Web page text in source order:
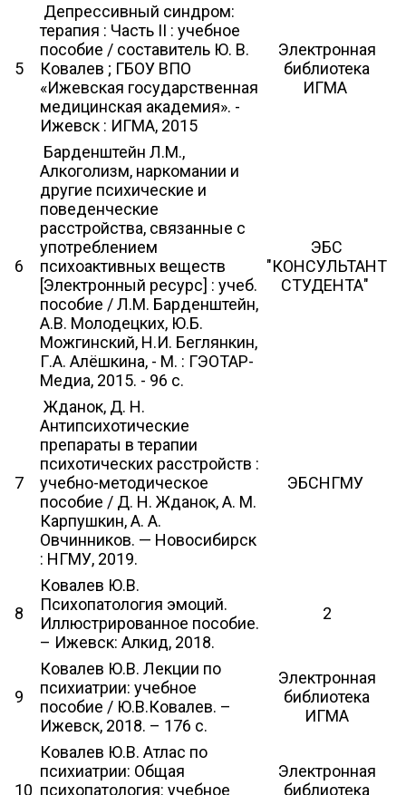
5
Депрессивный синдром:
терапия : Часть II : учебное
пособие / составитель Ю. В.
Ковалев ; ГБОУ ВПО
«Ижевская государственная
медицинская академия». -
Ижевск : ИГМА, 2015
Электронная
библиотека
ИГМА
6
Барденштейн Л.М.,
Алкоголизм, наркомании и
другие психические и
поведенческие
расстройства, связанные с
употреблением
психоактивных веществ
[Электронный ресурс] : учеб.
пособие / Л.М. Барденштейн,
А.В. Молодецких, Ю.Б.
Можгинский, Н.И. Беглянкин,
Г.А. Алёшкина, - М. : ГЭОТАР-
Медиа, 2015. - 96 с.
ЭБС
"КОНСУЛЬТАНТ
СТУДЕНТА"
7
Жданок, Д. Н.
Антипсихотические
препараты в терапии
психотических расстройств :
учебно-методическое
пособие / Д. Н. Жданок, А. М.
Карпушкин, А. А.
Овчинников. — Новосибирск
: НГМУ, 2019.
ЭБСНГМУ
8
Ковалев Ю.В.
Психопатология эмоций.
Иллюстрированное пособие.
– Ижевск: Алкид, 2018.
2
9
Ковалев Ю.В. Лекции по
психиатрии: учебное
пособие / Ю.В.Ковалев. –
Ижевск, 2018. – 176 с.
Электронная
библиотека
ИГМА
10
Ковалев Ю.В. Атлас по
психиатрии: Общая
психопатология: учебное
Электронная
библиотека